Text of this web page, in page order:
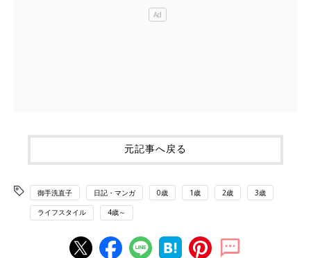
元記事へ戻る
御手洗直子 日記・マンガ 0歳 1歳 2歳 3歳
ライフスタイル 4歳～